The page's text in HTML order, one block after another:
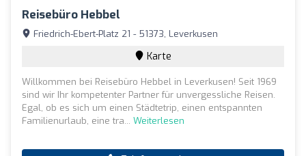
Reisebüro Hebbel
Friedrich-Ebert-Platz 21 - 51373, Leverkusen
Karte
Willkommen bei Reisebüro Hebbel in Leverkusen! Seit 1969
sind wir Ihr kompetenter Partner für unvergessliche Reisen.
Egal, ob es sich um einen Städtetrip, einen entspannten
Familienurlaub, eine tra... Weiterlesen